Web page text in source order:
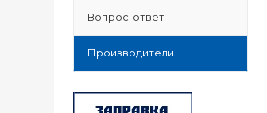
Вопрос-ответ
Производители